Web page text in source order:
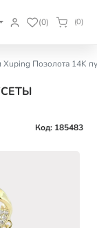
(0) (0)
Xuping Позолота 14K
Код: 185483